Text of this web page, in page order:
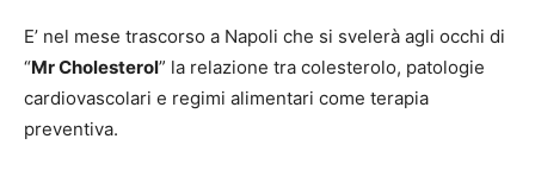
E’ nel mese trascorso a Napoli che si svelerà agli occhi di
“Mr Cholesterol” la relazione tra colesterolo, patologie
cardiovascolari e regimi alimentari come terapia
preventiva.